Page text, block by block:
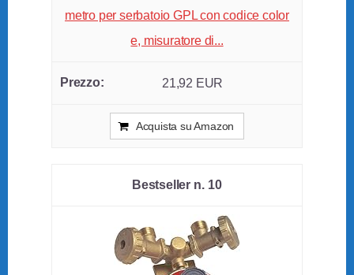
metro per serbatoio GPL con codice color
e, misuratore di...
21,92 EUR
Acquista su Amazon
10